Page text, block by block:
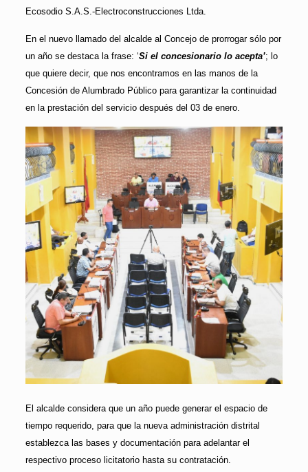
Ecosodio S.A.S.-Electroconstrucciones Ltda.
En el nuevo llamado del alcalde al Concejo de prorrogar sólo por
un año se destaca la frase: ‘Si el concesionario lo acepta’; lo
que quiere decir, que nos encontramos en las manos de la
Concesión de Alumbrado Público para garantizar la continuidad
en la prestación del servicio después del 03 de enero.
El alcalde considera que un año puede generar el espacio de
tiempo requerido, para que la nueva administración distrital
establezca las bases y documentación para adelantar el
respectivo proceso licitatorio hasta su contratación.